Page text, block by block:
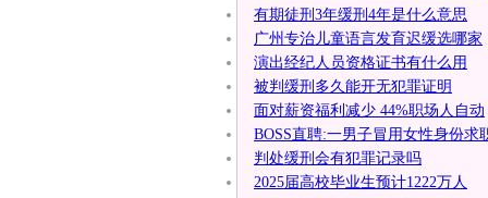
有期徒刑3年缓刑4年是什么意思
广州专治儿童语言发育迟缓选哪家
演出经纪人员资格证书有什么用
被判缓刑多久能开无犯罪证明
面对薪资福利减少 44%职场人自动
BOSS直聘:一男子冒用女性身份求
判处缓刑会有犯罪记录吗
2025届高校毕业生预计1222万人